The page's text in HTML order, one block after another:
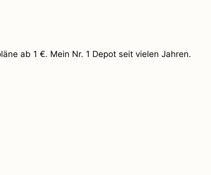
ab 1 €. Mein Nr. 1 Depot seit vielen Jahren.